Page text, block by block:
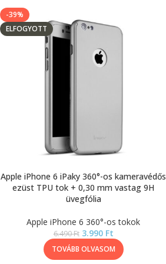
-39%
ELFOGYOTT
Apple iPhone 6 iPaky 360°-os kameravédős
ezüst TPU tok + 0,30 mm vastag 9H
üvegfólia
Apple iPhone 6 360°-os tokok
6.490Ft 3.990 Ft
TOVÁBB OLVASOM